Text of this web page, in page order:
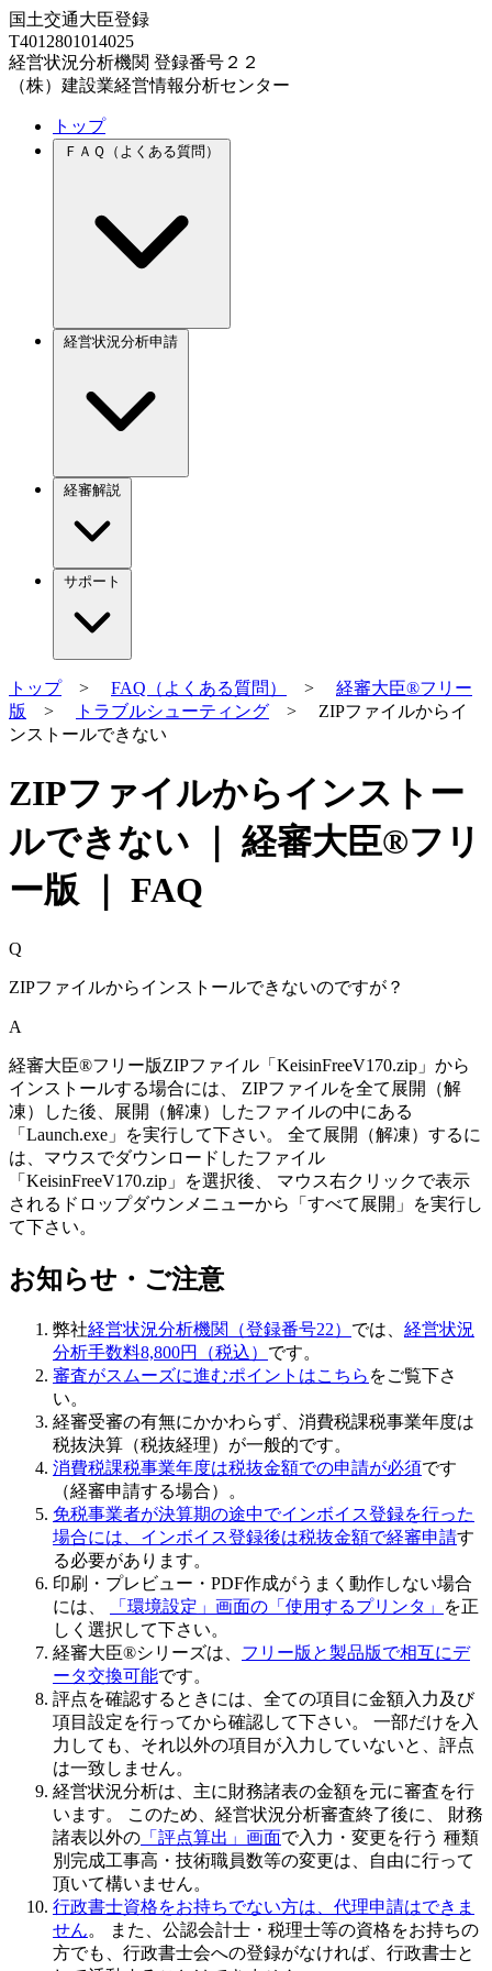
国土交通大臣登録
T4012801014025
経営状況分析機関 登録番号２２
（株）建設業経営情報分析センター
トップ
ＦＡＱ（よくある質問）
経営状況分析申請
経審解説
サポート
トップ> FAQ（よくある質問） > 経審大臣®フリー
版
> トラブルシューティング > ZIPファイルからイ
ンストールできない
ZIPファイルからインストー
ルできない ｜ 経審大臣®フリ
ー版 ｜ FAQ
Q
ZIPファイルからインストールできないのですが？
A
経審大臣®フリー版ZIPファイル「KeisinFreeV170.zip」から
インストールする場合には、 ZIPファイルを全て展開（解
凍）した後、展開（解凍）したファイルの中にある
「Launch.exe」を実行して下さい。 全て展開（解凍）するに
は、マウスでダウンロードしたファイル
「KeisinFreeV170.zip」を選択後、 マウス右クリックで表示
されるドロップダウンメニューから「すべて展開」を実行し
て下さい。
お知らせ・ご注意
弊社経営状況分析機関（登録番号22） では、 経営状況
分析手数料8,800円（税込） です。
審査がスムーズに進むポイントはこちら をご覧下さ
い。
経審受審の有無にかかわらず、 消費税課税事業年度は
税抜決算（税抜経理） が一般的です。
消費税課税事業年度は税抜金額での申請が必須です
（経審申請する場合）。
免税事業者が決算期の途中でインボイス登録を行った
場合には、インボイス登録後は税抜金額で経審申請す
る必要があります。
印刷・プレビュー・PDF作成がうまく動作しない場合
には、
「環境設定」画面の「使用するプリンタ」
を正
しく選択して下さい。
経審大臣®シリーズは、 フリー版と製品版で相互にデ
ータ交換可能です。
評点を確認するときには、全ての項目に金額入力及び
項目設定を行ってから確認して下さい。 一部だけを入
力しても、それ以外の項目が入力していないと、評点
は一致しません。
経営状況分析は、主に財務諸表の金額を元に審査を行
います。 このため、 経営状況分析審査終了後に、 財務
諸表以外の 「評点算出」画面で入力・変更を行う 種類
別完成工事高・技術職員数等の変更は、自由に行って
頂いて構いません。
行政書士資格をお持ちでない方は、代理申請はできま
せん。 また、公認会計士・税理士等の資格をお持ちの
方でも、行政書士会への登録がなければ、行政書士と